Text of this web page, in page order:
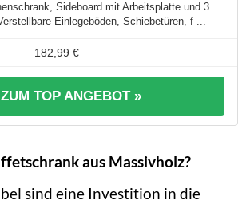
Sideboard mit Arbeitsplatte und 3
Einlegeböden, Schiebetüren, f ...
182,99 €
ZUM TOP ANGEBOT »
aus Massivholz?
sind eine Investition in die